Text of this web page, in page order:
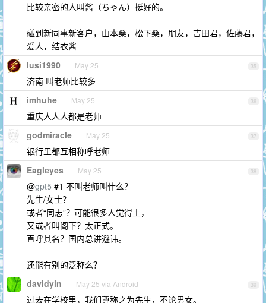
比较亲密的人叫酱（ちゃん）挺好的。
碰到新同事新客户，山本桑，松下桑，朋友，吉田君，佐藤君，
爱人，结衣酱
35
lusi1990 May 25
济南 叫老师比较多
36
imhuhe May 25
重庆人人人都是老师
37
godmiracle May 25
银行里都互相称呼老师
38
Eagleyes May 25
@gpt5 #1 不叫老师叫什么？
先生/女士？
或者“同志”？可能很多人觉得土，
又或者叫阁下？太正式。
直呼其名？国内总讲避讳。
还能有别的泛称么？
39
davidyin May 25 via Android
过去在学校里，我们尊称之为先生，不论男女。